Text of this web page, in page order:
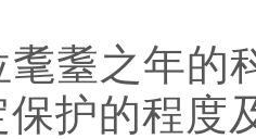
之年的科
保护的程度